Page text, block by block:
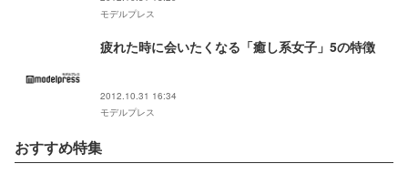
モデルプレス
疲れた時に会いたくなる「癒し系女子」5の特徴
2012.10.31 16:34
モデルプレス
おすすめ特集